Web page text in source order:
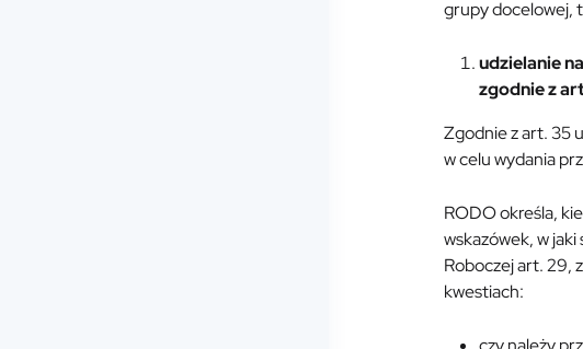
grupy docelowej,
udzielanie
zgodnie z
Zgodnie z art. 35
w celu wydania
RODO określa,
wskazówek, w
Roboczej art. 29,
kwestiach: